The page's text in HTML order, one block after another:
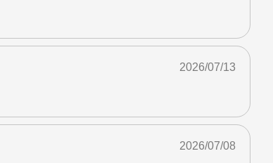
2026/07/13
2026/07/08